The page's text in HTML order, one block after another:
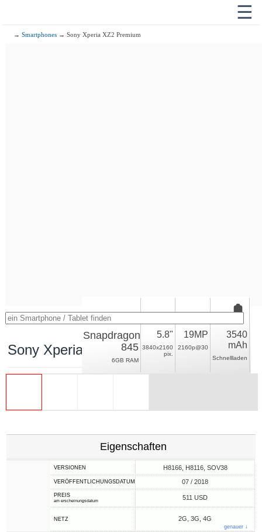
☰
→Smartphones → Sony Xperia XZ2 Premium
Sony Xperia XZ2 Premium
Snapdragon
845
6GB RAM
5.8"
3840x2160
pix.
19MP
2160p@30
3540
mAh
Schnellladen
Eigenschaften
VERSIONEN H8166, H8116, SOV38
VERÖFFENTLICHUNGSDATUM 07 / 2018
PREIS
am erscheinungsdatum 511 USD
NETZ 2G, 3G, 4G
genauer ↓